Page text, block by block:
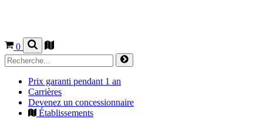
0
Prix garanti pendant 1 an
Carrières
Devenez un concessionnaire
Établissements